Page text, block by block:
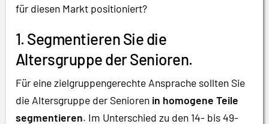
für diesen Markt positioniert?
1. Segmentieren Sie die
Altersgruppe der Senioren.
Für eine zielgruppengerechte Ansprache sollten Sie
die Altersgruppe der Senioren in homogene Teile
segmentieren. Im Unterschied zu den 14- bis 49-